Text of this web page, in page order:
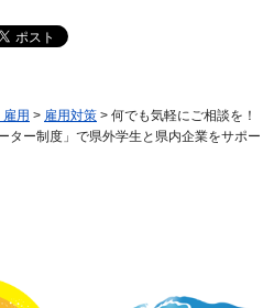
用 > 雇用対策 > 何でも気軽にご相談を！
ター制度」で県外学生と県内企業をサポー